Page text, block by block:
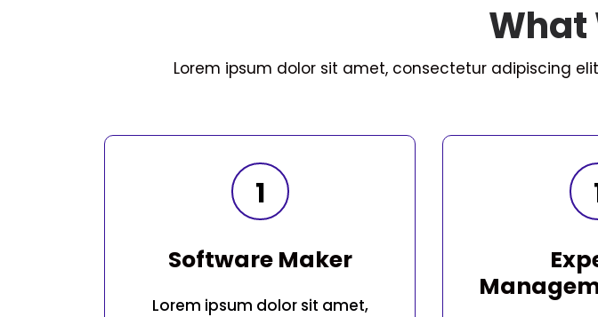
What
Lorem ipsum dolor sit amet, consectetur adipiscing
1
Software Maker
Lorem ipsum dolor sit amet,